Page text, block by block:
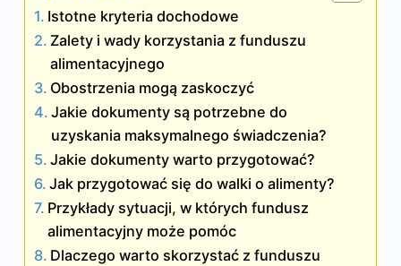
Istotne kryteria dochodowe
Zalety i wady korzystania z funduszu
alimentacyjnego
Obostrzenia mogą zaskoczyć
Jakie dokumenty są potrzebne do
uzyskania maksymalnego świadczenia?
Jakie dokumenty warto przygotować?
Jak przygotować się do walki o alimenty?
Przykłady sytuacji, w których fundusz
alimentacyjny może pomóc
Dlaczego warto skorzystać z funduszu